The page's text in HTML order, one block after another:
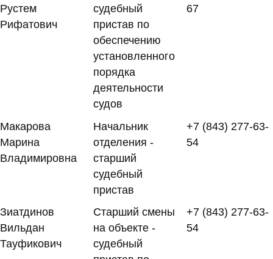
Рустем
Рифатович
судебный
пристав по
обеспечению
установленного
порядка
деятельности
судов
67
Макарова
Марина
Владимировна
Начальник
отделения -
старший
судебный
пристав
+7 (843) 277-63-
54
Зиатдинов
Вильдан
Тауфикович
Старший смены
на объекте -
судебный
+7 (843) 277-63-
54